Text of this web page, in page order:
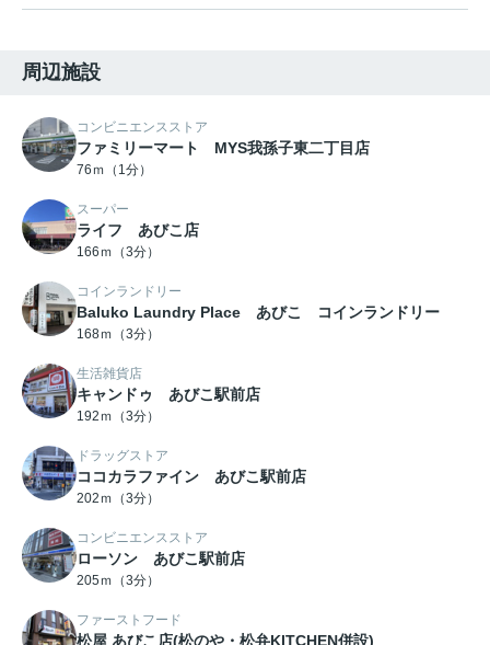
周辺施設
コンビニエンスストア
ファミリーマート MYS我孫子東二丁目店
76ｍ（1分）
スーパー
ライフ あびこ店
166ｍ（3分）
コインランドリー
Baluko Laundry Place あびこ コインランドリー
168ｍ（3分）
生活雑貨店
キャンドゥ あびこ駅前店
192ｍ（3分）
ドラッグストア
ココカラファイン あびこ駅前店
202ｍ（3分）
コンビニエンスストア
ローソン あびこ駅前店
205ｍ（3分）
ファーストフード
松屋 あびこ店(松のや・松弁KITCHEN併設)